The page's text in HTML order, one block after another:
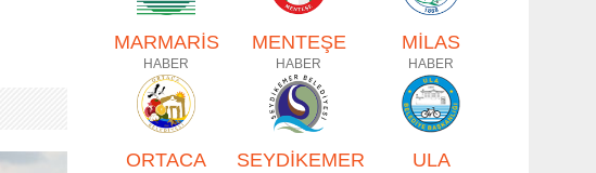
MARMARİS
HABER
MENTEŞE
HABER
MİLAS
HABER
ORTACA SEYDİKEMER ULA